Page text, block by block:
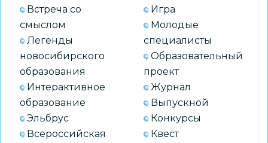
Встреча со
смыслом
Легенды
новосибирского
образования
Интерактивное
образование
Эльбрус
Всероссийская
Игра
Молодые
специалисты
Образовательный
проект
Журнал
Выпускной
Конкурсы
Квест